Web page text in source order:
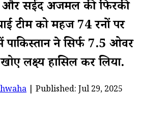
और सईद अजमल की फिरकी
टीम को महज 74 रनों पर
पाकिस्तान ने सिर्फ 7.5 ओवर
लक्ष्य हासिल कर लिया.
| Published: Jul 29, 2025